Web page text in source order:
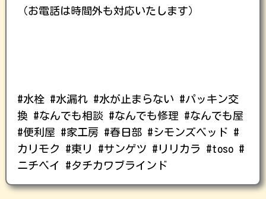
（お電話は時間外も対応いたします）
#水栓 #水漏れ #水が止まらない #パッキン交
換 #なんでも相談 #なんでも修理 #なんでも屋
#便利屋 #家工房 #春日部 #シモンズベッド #
カリモク #東リ #サンゲツ #リリカラ #toso #
ニチベイ #タチカワブラインド